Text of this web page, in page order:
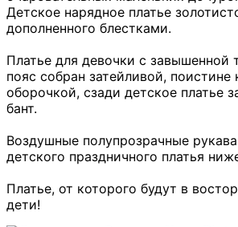
Детское нарядное платье
дополненного блестками.
Платье для девочки с завышенной
пояс собран затейливой, поистине
оборочкой, сзади детское платье
бант.
Воздушные полупрозрачные
детского праздничного платья
Платье, от которого будут в
дети!